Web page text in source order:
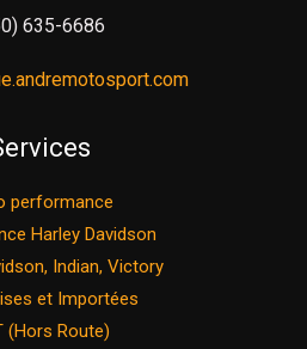
635-6686
performance
Harley Davidson
Indian, Victory
et Importées
(Hors Route)